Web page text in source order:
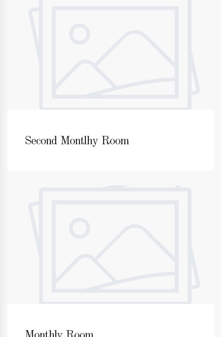
Second Montlhy Room